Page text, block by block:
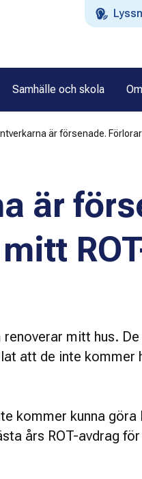
Samhälle och skola
är försenade.
är
mitt hus.
att de inte kommer
kommer kunna göra
års ROT-avdrag